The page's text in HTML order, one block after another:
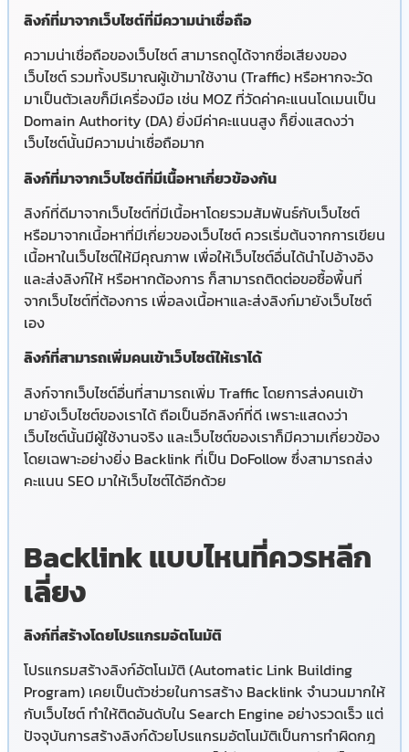
ลิงก์ที่มาจากเว็บไซต์ที่มีความน่าเชื่อถือ
ความน่าเชื่อถือของเว็บไซต์ สามารถดูได้จากชื่อเสียงของ
เว็บไซต์ รวมทั้งปริมาณผู้เข้ามาใช้งาน (Traffic) หรือหากจะวัด
มาเป็นตัวเลขก็มีเครื่องมือ เช่น MOZ ที่วัดค่าคะแนนโดเมนเป็น
Domain Authority (DA) ยิ่งมีค่าคะแนนสูง ก็ยิ่งแสดงว่า
เว็บไซต์นั้นมีความน่าเชื่อถือมาก
ลิงก์ที่มาจากเว็บไซต์ที่มีเนื้อหาเกี่ยวข้องกัน
ลิงก์ที่ดีมาจากเว็บไซต์ที่มีเนื้อหาโดยรวมสัมพันธ์กับเว็บไซต์
หรือมาจากเนื้อหาที่มีเกี่ยวของเว็บไซต์ ควรเริ่มต้นจากการเขียน
เนื้อหาในเว็บไซต์ให้มีคุณภาพ เพื่อให้เว็บไซต์อื่นได้นำไปอ้างอิง
และส่งลิงก์ให้ หรือหากต้องการ ก็สามารถติดต่อขอซื้อพื้นที่
จากเว็บไซต์ที่ต้องการ เพื่อลงเนื้อหาและส่งลิงก์มายังเว็บไซต์
เอง
ลิงก์ที่สามารถเพิ่มคนเข้าเว็บไซต์ให้เราได้
ลิงก์จากเว็บไซต์อื่นที่สามารถเพิ่ม Traffic โดยการส่งคนเข้า
มายังเว็บไซต์ของเราได้ ถือเป็นอีกลิงก์ที่ดี เพราะแสดงว่า
เว็บไซต์นั้นมีผู้ใช้งานจริง และเว็บไซต์ของเราก็มีความเกี่ยวข้อง
โดยเฉพาะอย่างยิ่ง Backlink ที่เป็น DoFollow ซึ่งสามารถส่ง
คะแนน SEO มาให้เว็บไซต์ได้อีกด้วย
Backlink แบบไหนที่ควรหลีก
เลี่ยง
ลิงก์ที่สร้างโดยโปรแกรมอัตโนมัติ
โปรแกรมสร้างลิงก์อัตโนมัติ (Automatic Link Building
Program) เคยเป็นตัวช่วยในการสร้าง Backlink จำนวนมากให้
กับเว็บไซต์ ทำให้ติดอันดับใน Search Engine อย่างรวดเร็ว แต่
ปัจจุบันการสร้างลิงก์ด้วยโปรแกรมอัตโนมัติเป็นการทำผิดกฎ